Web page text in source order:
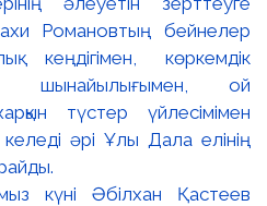
күні Әбілхан Қастеев